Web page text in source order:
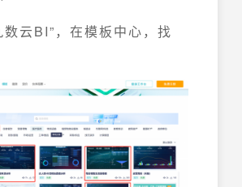
数云BI”，在模板中心，找